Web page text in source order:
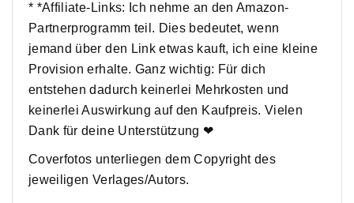
* *Affiliate-Links: Ich nehme an den Amazon-
Partnerprogramm teil. Dies bedeutet, wenn
jemand über den Link etwas kauft, ich eine kleine
Provision erhalte. Ganz wichtig: Für dich
entstehen dadurch keinerlei Mehrkosten und
keinerlei Auswirkung auf den Kaufpreis. Vielen
Dank für deine Unterstützung ❤
Coverfotos unterliegen dem Copyright des
jeweiligen Verlages/Autors.